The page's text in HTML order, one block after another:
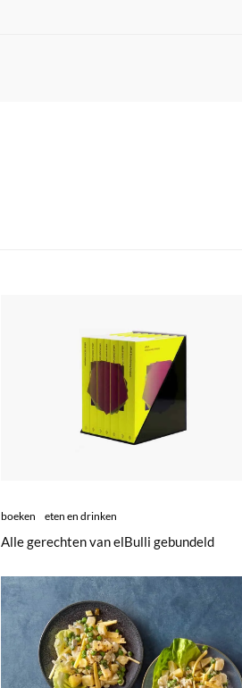
boeken eten en drinken
Alle gerechten van elBulli gebundeld